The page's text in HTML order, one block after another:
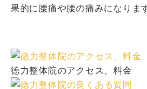
果的に腰痛や腰の痛みになります
徳力整体院のアクセス、料金